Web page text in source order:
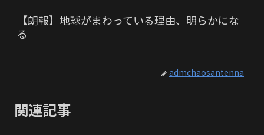
【朗報】地球がまわっている理由、明らかにな
る
admchaosantenna
関連記事